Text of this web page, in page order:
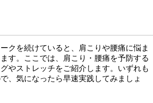
クを続けていると、肩こりや腰痛に悩ま
す。ここでは、肩こり・腰痛を予防する
やストレッチをご紹介します。いずれも
、気になったら早速実践してみましょ